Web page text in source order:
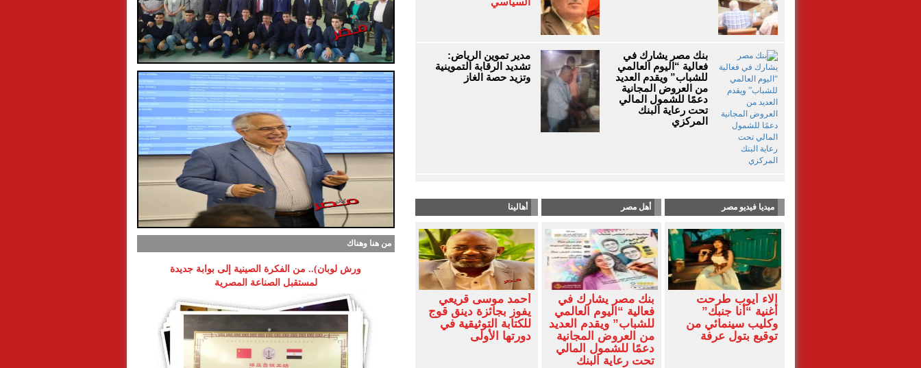
بنك مصر يشارك في
فعالية “اليوم العالمي
للشباب” ويقدم العديد
من العروض المجانية
دعمًا للشمول المالي
تحت رعاية البنك
المركزي
مدير تموين الرياض:
تشديد الرقابة التموينية
وتزيد حصة الغاز
ميديا فيديو مصر
آلاء أيوب طرحت
أغنية “أنا جنبك”
وكليب سينمائي من
توقيع بتول عرفة
أهل مصر
بنك مصر يشارك في
فعالية “اليوم العالمي
للشباب” ويقدم العديد
من العروض المجانية
دعمًا للشمول المالي
تحت رعاية البنك
أهالينا
أحمد موسى قريعي
يفوز بجائزة دينق قوج
للكتابة التوثيقية في
دورتها الأولى
من هنا وهناك
ورش لوبان).. من الفكرة الصينية إلى بوابة جديدة
لمستقبل الصناعة المصرية